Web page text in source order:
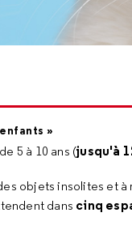
»
5 à 10 ans (jusqu'à
objets insolites et
dans cinq